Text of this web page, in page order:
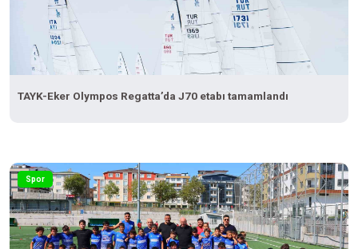
TAYK-Eker Olympos Regatta’da J70 etabı tamamlandı
Spor